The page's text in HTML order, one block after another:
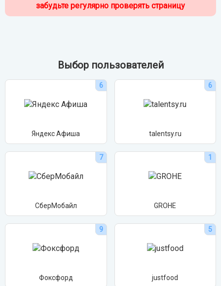
забудьте регулярно проверять страницу
Выбор пользователей
6
Яндекс Афиша
6
talentsy.ru
7
СберМобайл
1
GROHE
9
Фоксфорд
5
justfood